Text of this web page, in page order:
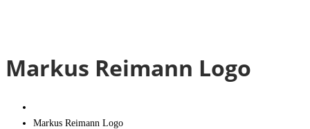
Markus Reimann Logo
Markus Reimann Logo